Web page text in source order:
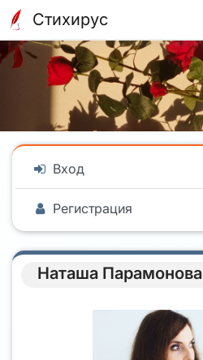
Стихирус
Вход
Регистрация
Наташа Парамонова